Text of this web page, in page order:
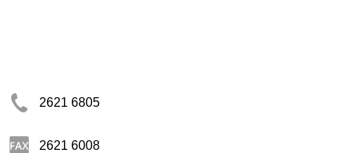
2621 6805
2621 6008